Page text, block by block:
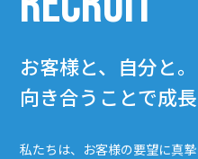
お客様と、自分と。
向き合うことで成長
私たちは、お客様の要望に真